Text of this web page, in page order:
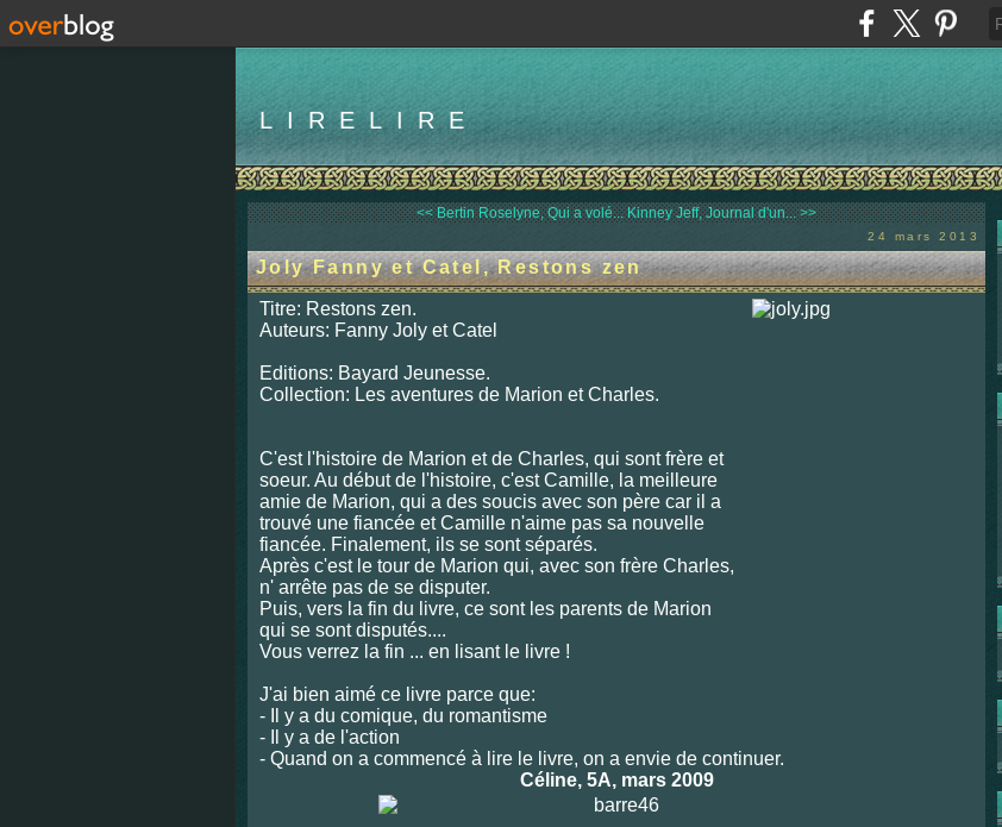
LIRELIRE
<< Bertin Roselyne, Qui a volé... Kinney Jeff, Journal d'un... >>
24 mars 2013
Joly Fanny et Catel, Restons zen
Titre: Restons zen.
Auteurs: Fanny Joly et Catel
Editions: Bayard Jeunesse.
Collection: Les aventures de Marion et Charles.
C'est l'histoire de Marion et de Charles, qui sont frère et
soeur. Au début de l'histoire, c'est Camille, la meilleure
amie de Marion, qui a des soucis avec son père car il a
trouvé une fiancée et Camille n'aime pas sa nouvelle
fiancée. Finalement, ils se sont séparés.
Après c'est le tour de Marion qui, avec son frère Charles,
n' arrête pas de se disputer.
Puis, vers la fin du livre, ce sont les parents de Marion
qui se sont disputés....
Vous verrez la fin ... en lisant le livre !
J'ai bien aimé ce livre parce que:
- Il y a du comique, du romantisme
- Il y a de l'action
- Quand on a commencé à lire le livre, on a envie de continuer.
Céline, 5A, mars 2009